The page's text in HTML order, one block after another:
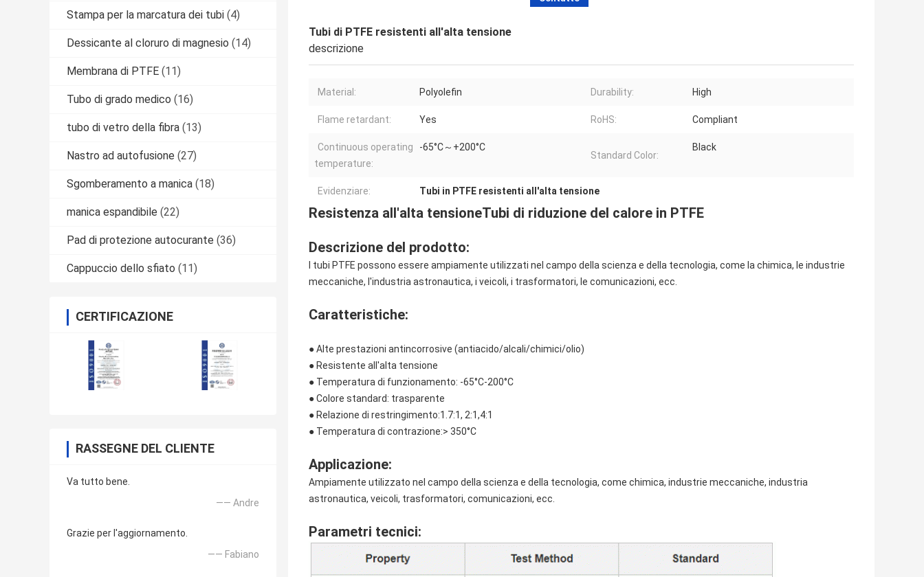
Stampa per la marcatura dei tubi (4)
Dessicante al cloruro di magnesio (14)
Membrana di PTFE (11)
Tubo di grado medico (16)
tubo di vetro della fibra (13)
Nastro ad autofusione (27)
Sgomberamento a manica (18)
manica espandibile (22)
Pad di protezione autocurante (36)
Cappuccio dello sfiato (11)
CERTIFICAZIONE
RASSEGNE DEL CLIENTE
Va tutto bene.
—— Andre
Grazie per l'aggiornamento.
—— Fabiano
Tubi di PTFE resistenti all'alta tensione
descrizione
Material: Polyolefin Durability: High
Flame retardant: Yes RoHS: Compliant
Continuous operating
temperature:
-65°C～+200°C
Standard Color:
Black
Evidenziare: Tubi in PTFE resistenti all'alta tensione
Resistenza all'alta tensioneTubi di riduzione del calore in PTFE
Descrizione del prodotto:
I tubi PTFE possono essere ampiamente utilizzati nel campo della scienza e della tecnologia, come la chimica, le industrie
meccaniche, l'industria astronautica, i veicoli, i trasformatori, le comunicazioni, ecc.
Caratteristiche:
● Alte prestazioni antincorrosive (antiacido/alcali/chimici/olio)
● Resistente all'alta tensione
● Temperatura di funzionamento: -65°C-200°C
● Colore standard: trasparente
● Relazione di restringimento:1.7:1, 2:1,4:1
● Temperatura di contrazione:> 350°C
Applicazione:
Ampiamente utilizzato nel campo della scienza e della tecnologia, come chimica, industrie meccaniche, industria
astronautica, veicoli, trasformatori, comunicazioni, ecc.
Parametri tecnici: